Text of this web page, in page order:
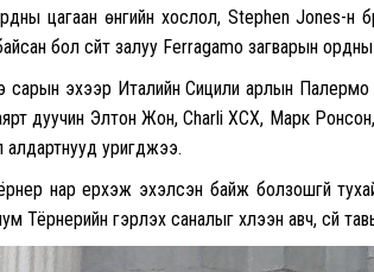
цагаан өнгийн хослол, Stephen Jones-н
бол сүйт залуу Ferragamo загварын
сарын эхээр Италийн Сицили арлын
дуучин Элтон Жон, Charli XCX, Марк
уригджээ.
нар үерхэж эхэлсэн байж болзошгүй
Тёрнерийн гэрлэх саналыг хүлээн авч, сүй